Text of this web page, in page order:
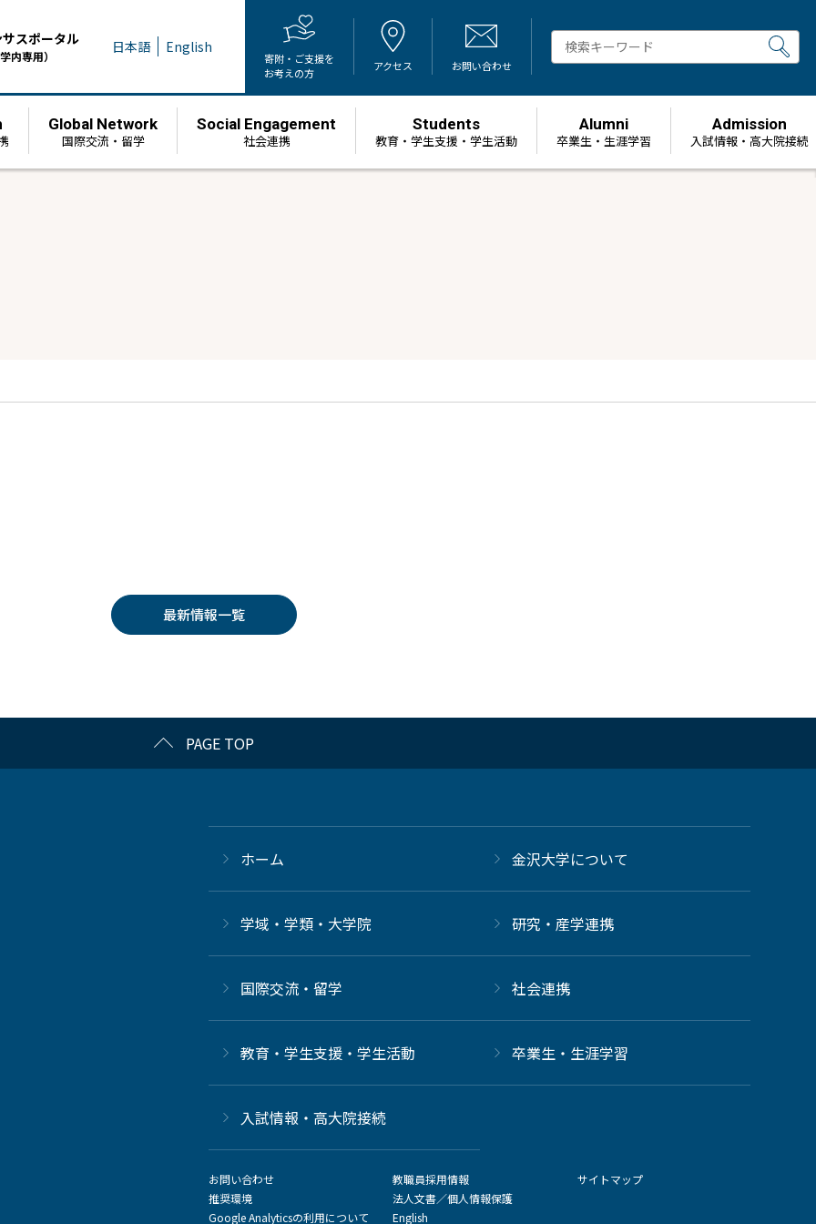
スポータル
学内専用） 日本語 English
寄附・ご支援を
お考えの方
アクセス お問い合わせ
Global Network
国際交流・留学
Social Engagement
社会連携
Students
教育・学生支援・学生活動
Alumni
卒業生・生涯学習
Admission
⼊試情報・高大院接続
最新情報一覧
PAGE TOP
ホーム 金沢大学について
学域・学類・大学院 研究・産学連携
国際交流・留学 社会連携
教育・学生支援・学生活動 卒業生・生涯学習
⼊試情報・高大院接続
お問い合わせ
推奨環境
Google Analyticsの利用について
教職員採用情報
法人文書／個人情報保護
English
サイトマップ